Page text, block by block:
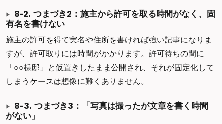
8-2. つまづき2：施主から許可を取る時間がなく、固
有名を書けない
施主の許可を得て実名や住所を書ければ強い記事になりま
すが、許可取りには時間がかかります。許可待ちの間に
「○○様邸」と仮置きしたまま公開され、それが固定化して
しまうケースは想像に難くありません。
8-3. つまづき3：「写真は撮ったが文章を書く時間
がない」